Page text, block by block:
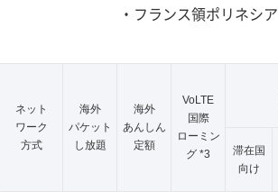
・フランス領ポリネシア